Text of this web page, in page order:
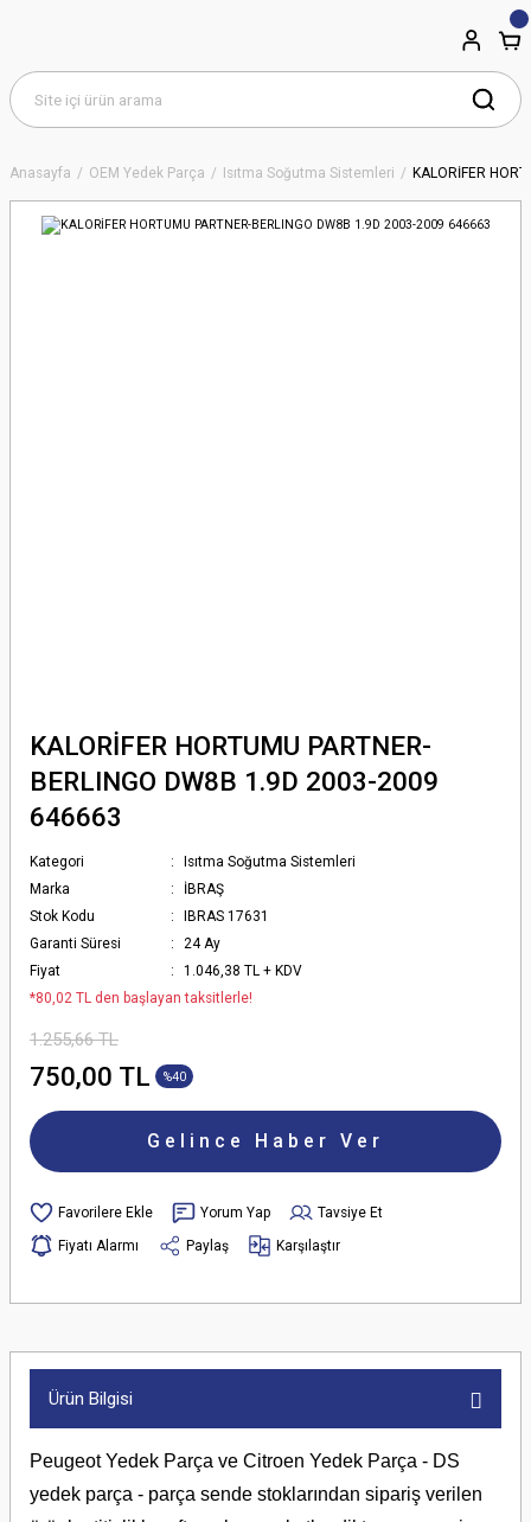
Anasayfa OEM Yedek Parça Isıtma Soğutma Sistemleri KALORİFER
KALORİFER HORTUMU PARTNER-
BERLINGO DW8B 1.9D 2003-2009
646663
Kategori
Isıtma Soğutma Sistemleri
Marka
İBRAŞ
Stok Kodu
IBRAS 17631
Garanti Süresi
24 Ay
Fiyat
1.046,38 TL + KDV
*80,02 TL den başlayan taksitlerle!
1.255,66 TL
750,00 TL %40
Gelince Haber Ver
Yorum Yap
Tavsiye Et
Fiyatı Alarmı
Paylaş Karşılaştır
Ürün Bilgisi
Peugeot Yedek Parça ve Citroen Yedek Parça - DS
yedek parça - parça sende stoklarından sipariş verilen